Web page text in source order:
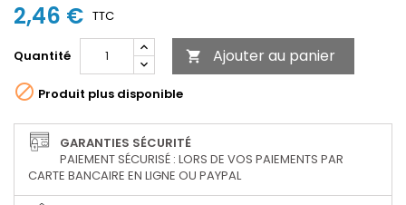
2,46 € TTC
Quantité  Ajouter au panier
 Produit plus disponible
GARANTIES SÉCURITÉ
PAIEMENT SÉCURISÉ : LORS DE VOS PAIEMENTS PAR
CARTE BANCAIRE EN LIGNE OU PAYPAL